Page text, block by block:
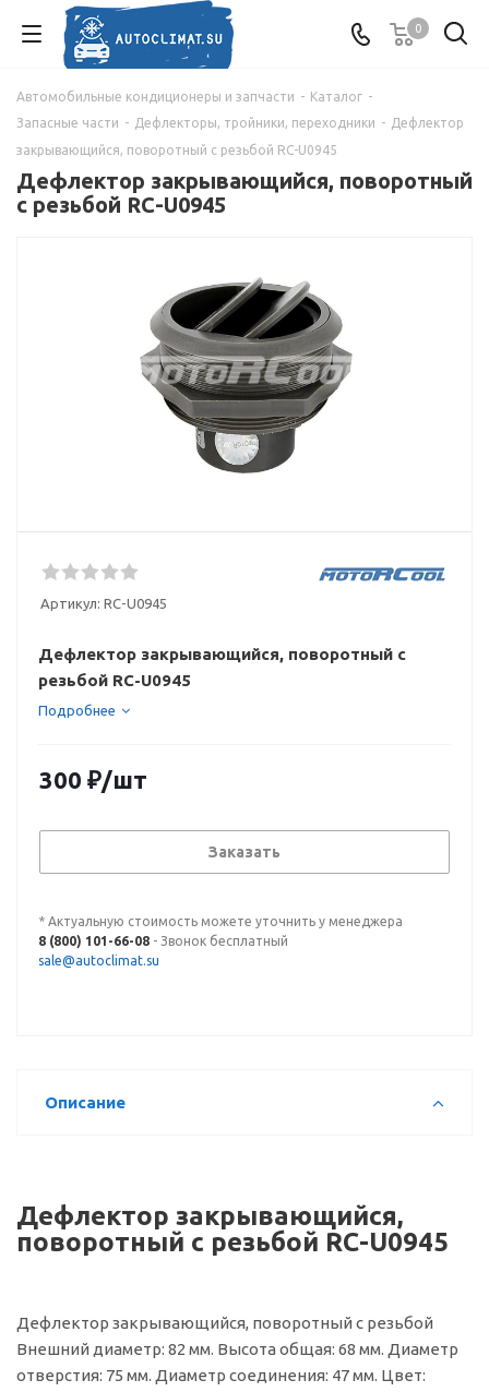
0
Автомобильные кондиционеры и запчасти - Каталог -
Запасные части - Дефлекторы, тройники, переходники - Дефлектор
закрывающийся, поворотный с резьбой RC-U0945
Дефлектор закрывающийся, поворотный
с резьбой RC-U0945
Артикул: RC-U0945
Дефлектор закрывающийся, поворотный с
резьбой RC-U0945
Подробнее
300 ₽/шт
Заказать
* Актуальную стоимость можете уточнить у менеджера
8 (800) 101-66-08 - Звонок бесплатный
sale@autoclimat.su
Описание
Дефлектор закрывающийся,
поворотный с резьбой RC-U0945
Дефлектор закрывающийся, поворотный с резьбой
Внешний диаметр: 82 мм. Высота общая: 68 мм. Диаметр
отверстия: 75 мм. Диаметр соединения: 47 мм. Цвет: